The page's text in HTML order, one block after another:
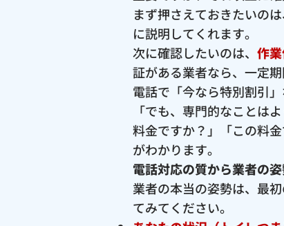
まず押さえておきたいのは
に説明してくれます。
次に確認したいのは、 作
証がある業者なら、一定
電話で「今なら特別割引
「でも、専門的なことは
料金ですか？」「この料
がわかります。
電話対応の質から業者の
業者の本当の姿勢は、最
てみてください。